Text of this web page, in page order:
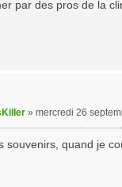
par des pros de la
» mercredi 26
souvenirs, quand je